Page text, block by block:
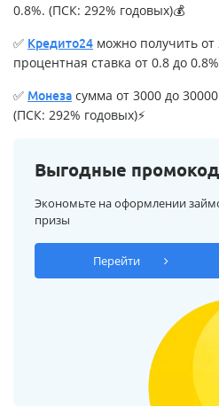
0.8%. (ПСК: 292% годовых)💰
✅ Кредито24 можно получить от
процентная ставка от 0.8 до
✅ Монеза сумма от 3000 до
(ПСК: 292% годовых)⚡
Выгодные
Экономьте на оформлении
призы
Перейти